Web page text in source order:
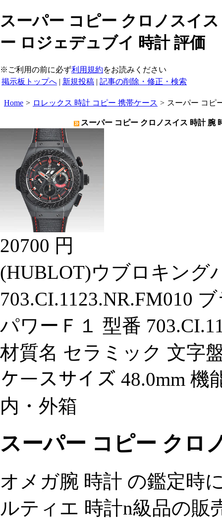
スーパー コピー クロノスイ
ー ロジェデュブイ 時計 評価
※ご利用の前に必ず利用規約をお読みください
掲示板トップへ | 新規投稿 | 記事の削除・修正・検索
Home > ロレックス 時計 コピー 携帯ケース > スーパー コピ
スーパー コピー クロノスイス 時計 腕
20700 円
(HUBLOT)ウブロキング
703.CI.1123.NR.FM010
パワーＦ１ 型番
材質名 セラミック 文字
ケースサイズ 48.0mm 機
内・外箱
スーパー コピー クロ
オメガ腕 時計 の鑑定時
ルティエ 時計n級品の販